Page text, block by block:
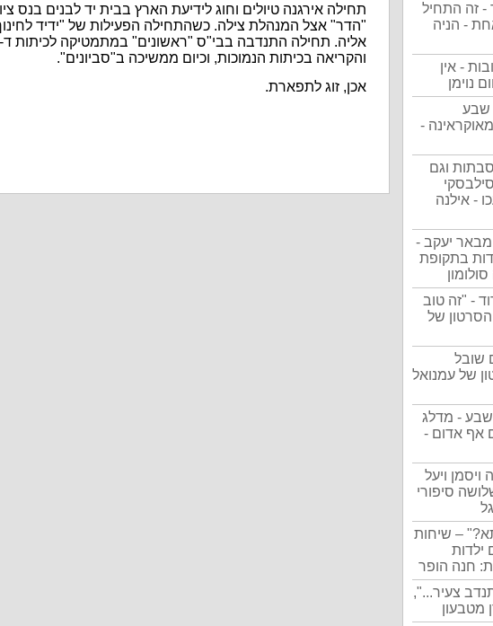
- זה התחיל
- הניה
- אין
נוימן
שבע
-
וגם
- אילנה
מבאר יעקב -
בתקופת
- "זה טוב
של
שובל
של עמנואל
- מדלג
אף אדום -
ויסמן ויעל
סיפורי
– שיחות
ילדות
חנה הופר
צעיר...",
מטבעון
תחילה אירגנה טיולים וחוג לידיעת הארץ בבית יד לבנים בנס
"הדר" אצל המנהלת צילה. כשהתחילה הפעילות של "ידיד
אליה. תחילה התנדבה בבי"ס "ראשונים" במתמטיקה לכיתות
והקריאה בכיתות הנמוכות, וכיום ממשיכה ב"סביונים".
אכן, זוג לתפארת.